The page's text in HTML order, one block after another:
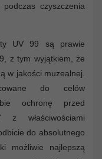
czyszczenia
UV 99 są prawie
z tym wyjątkiem, że
w jakości muzealnej.
do celów
ochronę przed
z właściwościami
do absolutnego
możliwie najlepszą